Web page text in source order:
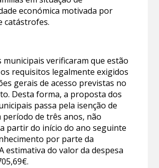
económica motivada por
catástrofes.
municipais verificaram que estão
requisitos legalmente exigidos
gerais de acesso previstas no
Desta forma, a proposta dos
passa pela isenção de
de três anos, não
partir do início do ano seguinte
por parte da
estimativa do valor da despesa